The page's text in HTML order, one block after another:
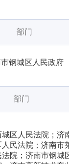
部门
钢城区人民政府
部门
区人民法院；济
民法院；济南市
院；济南市钢城